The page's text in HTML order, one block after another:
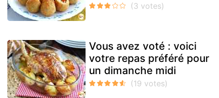
Vous avez voté : voici
votre repas préféré pour
un dimanche midi